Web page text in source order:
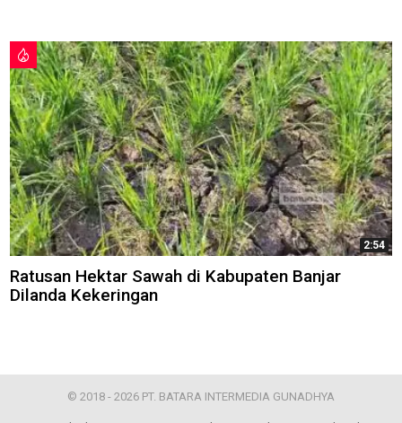
2:54
Ratusan Hektar Sawah di Kabupaten Banjar
Dilanda Kekeringan
© 2018 - 2026 PT. BATARA INTERMEDIA GUNADHYA